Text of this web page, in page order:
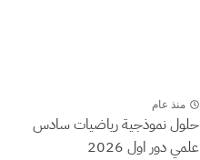
منذ عام
حلول نموذجية رياضيات سادس
علمي دور اول 2026